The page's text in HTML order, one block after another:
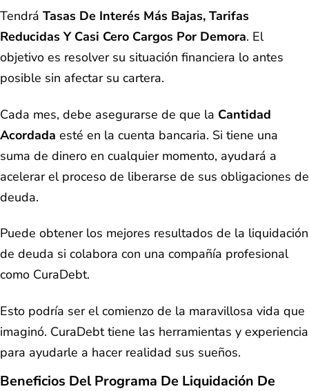
Tendrá Tasas De Interés Más Bajas, Tarifas
Reducidas Y Casi Cero Cargos Por Demora. El
objetivo es resolver su situación financiera lo antes
posible sin afectar su cartera.
Cada mes, debe asegurarse de que la Cantidad
Acordada esté en la cuenta bancaria. Si tiene una
suma de dinero en cualquier momento, ayudará a
acelerar el proceso de liberarse de sus obligaciones de
deuda.
Puede obtener los mejores resultados de la liquidación
de deuda si colabora con una compañía profesional
como CuraDebt.
Esto podría ser el comienzo de la maravillosa vida que
imaginó. CuraDebt tiene las herramientas y experiencia
para ayudarle a hacer realidad sus sueños.
Beneficios Del Programa De Liquidación De